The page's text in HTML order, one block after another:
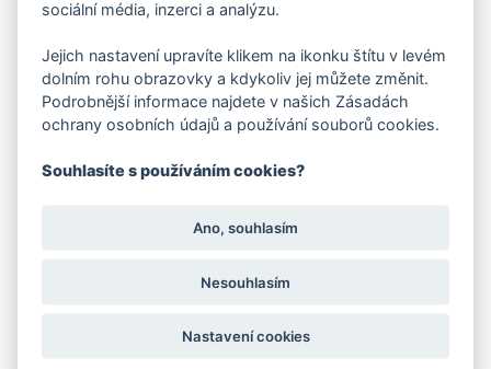
Doplňkový sortiment z naší nabídky
celoroční
sociální média, inzerci a analýzu.
Jejich nastavení upravíte klikem na ikonku štítu v levém
dolním rohu obrazovky a kdykoliv jej můžete změnit.
Podrobnější informace najdete v našich Zásadách
ochrany osobních údajů a používání souborů cookies.
Souhlasíte s používáním cookies?
Ano, souhlasím
Nesouhlasím
Nastavení cookies